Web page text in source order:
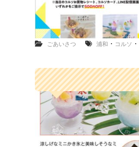
ごあいさつ 浦和 ・ コルソ ・